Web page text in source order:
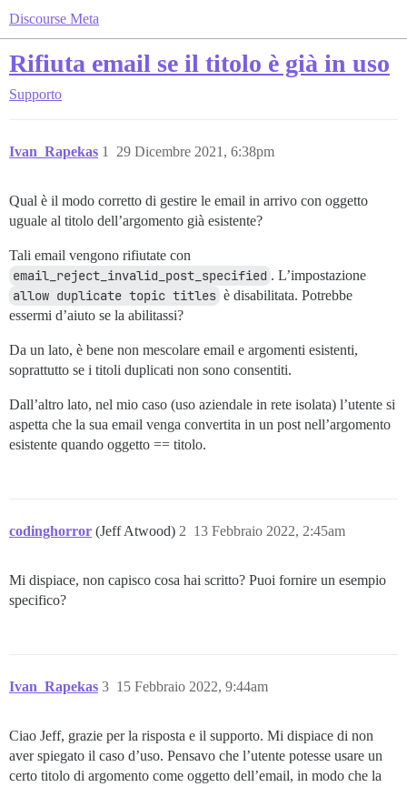
Discourse Meta
Rifiuta email se il titolo è già in uso
Supporto
Ivan_Rapekas 29 Dicembre 2021, 6:38pm
1
Qual è il modo corretto di gestire le email in arrivo con oggetto
uguale al titolo dell’argomento già esistente?
Tali email vengono rifiutate con
email_reject_invalid_post_specified . L’impostazione
allow duplicate topic titles è disabilitata. Potrebbe
essermi d’aiuto se la abilitassi?
Da un lato, è bene non mescolare email e argomenti esistenti,
soprattutto se i titoli duplicati non sono consentiti.
Dall’altro lato, nel mio caso (uso aziendale in rete isolata) l’utente si
aspetta che la sua email venga convertita in un post nell’argomento
esistente quando oggetto == titolo.
codinghorror (Jeff Atwood) 13 Febbraio 2022, 2:45am
2
Mi dispiace, non capisco cosa hai scritto? Puoi fornire un esempio
specifico?
Ivan_Rapekas 15 Febbraio 2022, 9:44am
3
Ciao Jeff, grazie per la risposta e il supporto. Mi dispiace di non
aver spiegato il caso d’uso. Pensavo che l’utente potesse usare un
certo titolo di argomento come oggetto dell’email, in modo che la